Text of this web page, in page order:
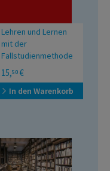
Lehren und Lernen
mit der
Fallstudienmethode
Praktische Erfahrungen
aus der
Betriebswirtschaftslehre
und den
15,50 €
In den Warenkorb